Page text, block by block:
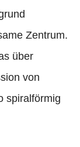
Zentrum.
über
von
spiralförmig